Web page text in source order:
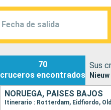
Fecha de salida
70
cruceros encontrados
Sus
NORUEGA, PAISES BAJOS
Itinerario : Rotterdam, Eidfiordo,